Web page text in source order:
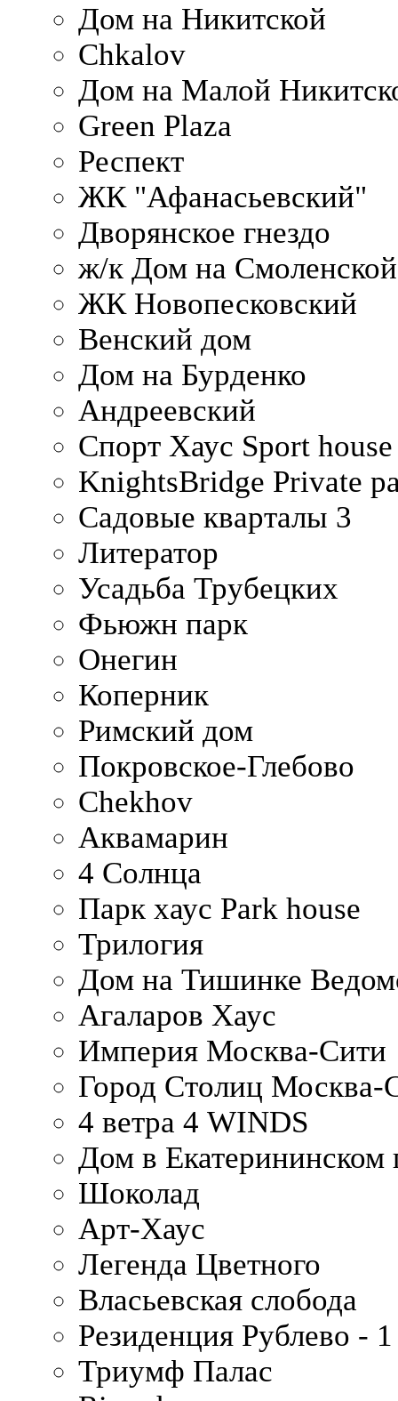
Дом на Никитской
Chkalov
Дом на Малой
Green Plaza
Респект
ЖК "Афанасьевский"
Дворянское гнездо
ж/к Дом на
ЖК Новопесковский
Венский дом
Дом на Бурденко
Андреевский
Спорт Хаус Sport house
KnightsBridge Private
Садовые кварталы 3
Литератор
Усадьба Трубецких
Фьюжн парк
Онегин
Коперник
Римский дом
Покровское-Глебово
Chekhov
Аквамарин
4 Солнца
Парк хаус Park house
Трилогия
Дом на Тишинке
Агаларов Хаус
Империя Москва-Сити
Город Столиц Москва-
4 ветра 4 WINDS
Дом в Екатерининском
Шоколад
Арт-Хаус
Легенда Цветного
Власьевская слобода
Резиденция Рублево - 1
Триумф Палас